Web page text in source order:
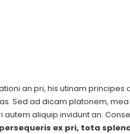
an pri, his utinam principes
Sed ad dicam platonem, mea
aliquip invidunt an.
ex pri, tota